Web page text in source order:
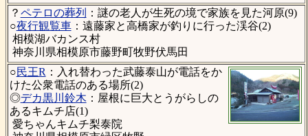
？ ペテロの葬列
：謎の老人が生死の境で家族を見た河原(9)
○夜行観覧車：遠藤家と高橋家が釣りに行った渓谷(2)
相模湖バカンス村
神奈川県相模原市藤野町牧野伏馬田
○民王R ：入れ替わった武藤泰山が電話をか
けた公衆電話のある場所(2)
◎デカ黒川鈴木 ：屋根に巨大とうがらしの
あるキムチ店(1)
愛ちゃんキムチ梨泰院